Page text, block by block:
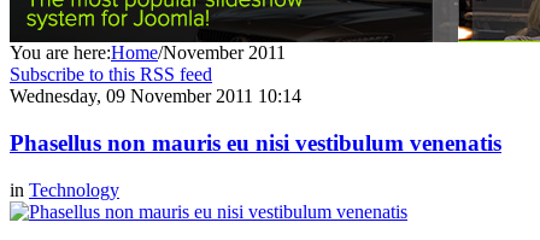
You are here:Home/November 2011
Subscribe to this RSS feed
Wednesday, 09 November 2011 10:14
Phasellus non mauris eu nisi vestibulum venenatis
in Technology